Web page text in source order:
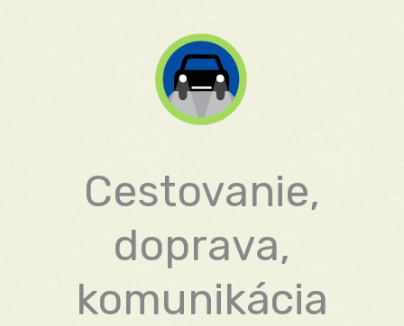
Cestovanie,
doprava,
komunikácia